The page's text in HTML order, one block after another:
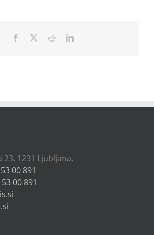
Facebook RedditLinkedIn
23, 1231 Ljubljana,
00 891
00 891